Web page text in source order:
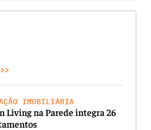
>>
IMOBILIÁRIA
Living na Parede integra 26